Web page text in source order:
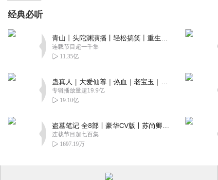
经典必听
连载节目超一千集
11.35亿
专辑播放量超19.9亿
19.10亿
连载节目超七百集
1697.19万